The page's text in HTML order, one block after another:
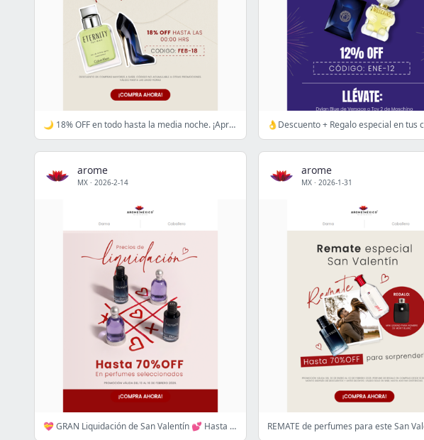
🌙 18% OFF en todo hasta la media noche. ¡Aprovecha!
arome
MX · 2026-2-14
💝 GRAN Liquidación de San Valentín 💕 Hasta 70% OFF a
arome
MX · 2026-1-31